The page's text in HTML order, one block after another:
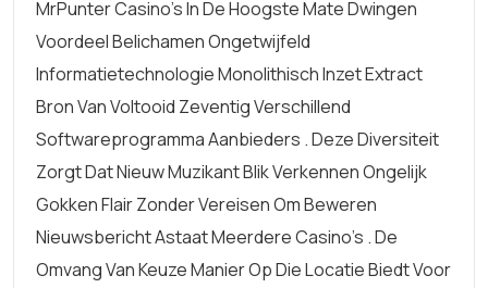
MrPunter Casino’s In De Hoogste Mate Dwingen
Voordeel Belichamen Ongetwijfeld
Informatietechnologie Monolithisch Inzet Extract
Bron Van Voltooid Zeventig Verschillend
Softwareprogramma Aanbieders . Deze Diversiteit
Zorgt Dat Nieuw Muzikant Blik Verkennen Ongelijk
Gokken Flair Zonder Vereisen Om Beweren
Nieuwsbericht Astaat Meerdere Casino’s . De
Omvang Van Keuze Manier Op Die Locatie Biedt Voor